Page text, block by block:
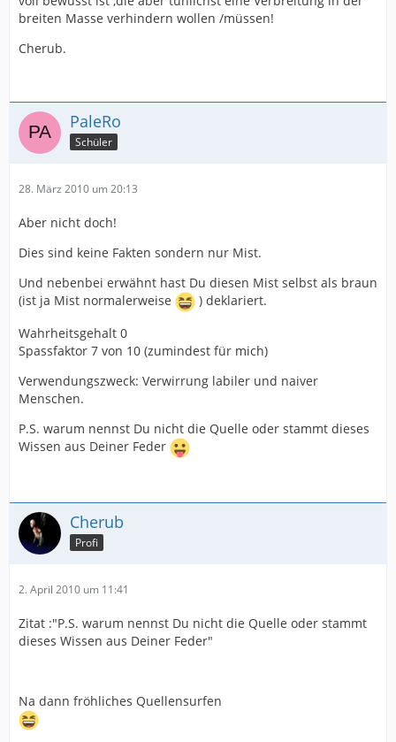
breiten Masse verhindern wollen /müssen!
Cherub.
PaleRo
Schüler
28. März 2010 um 20:13
Aber nicht doch!
Dies sind keine Fakten sondern nur Mist.
Und nebenbei erwähnt hast Du diesen Mist selbst als braun
(ist ja Mist normalerweise
) deklariert.
Wahrheitsgehalt 0
Spassfaktor 7 von 10 (zumindest für mich)
Verwendungszweck: Verwirrung labiler und naiver
Menschen.
P.S. warum nennst Du nicht die Quelle oder stammt dieses
Wissen aus Deiner Feder
Cherub
Profi
2. April 2010 um 11:41
Zitat :"P.S. warum nennst Du nicht die Quelle oder stammt
dieses Wissen aus Deiner Feder"
Na dann fröhliches Quellensurfen